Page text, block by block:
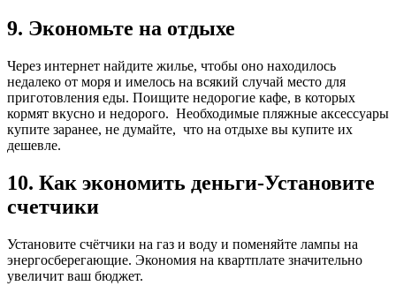
9. Экономьте на отдыхе
Через интернет найдите жилье, чтобы оно находилось
недалеко от моря и имелось на всякий случай место для
приготовления еды. Поищите недорогие кафе, в которых
кормят вкусно и недорого. Необходимые пляжные аксессуары
купите заранее, не думайте, что на отдыхе вы купите их
дешевле.
10. Как экономить деньги-Установите
счетчики
Установите счётчики на газ и воду и поменяйте лампы на
энергосберегающие. Экономия на квартплате значительно
увеличит ваш бюджет.